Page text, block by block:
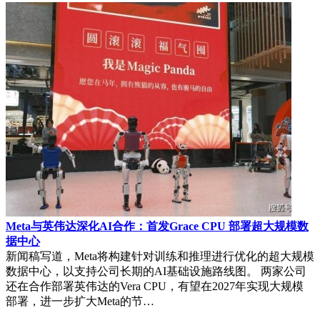
Meta与英伟达深化AI合作：首发Grace CPU 部署超大规模数
据中心
新闻稿写道，Meta将构建针对训练和推理进行优化的超大规模
数据中心，以支持公司长期的AI基础设施路线图。 两家公司
还在合作部署英伟达的Vera CPU，有望在2027年实现大规模
部署，进一步扩大Meta的节…